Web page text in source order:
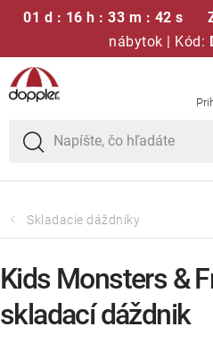
01 d : 16 h : 33 m : 42 s
nábytok | Kód:
Prejsť
na
obsah
Sedacie súpravy
Slnečníky
Polstre a sedáky
Skladacie dáždniky
Kids Monsters &
skladací dáždnik